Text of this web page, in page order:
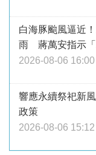
白海豚颱風逼近
雨 蔣萬安指示「
2026-08-06 16:00
響應永續祭祀新
政策
2026-08-06 15:12